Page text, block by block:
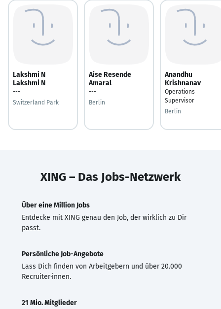
Lakshmi N
Lakshmi N
---
Switzerland Park
Aise Resende
Amaral
---
Berlin
Anandhu
Krishnanav
Operations
Supervisor
Berlin
XING – Das Jobs-Netzwerk
Über eine Million Jobs
Entdecke mit XING genau den Job, der wirklich zu Dir
passt.
Persönliche Job-Angebote
Lass Dich finden von Arbeitgebern und über 20.000
Recruiter·innen.
21 Mio. Mitglieder